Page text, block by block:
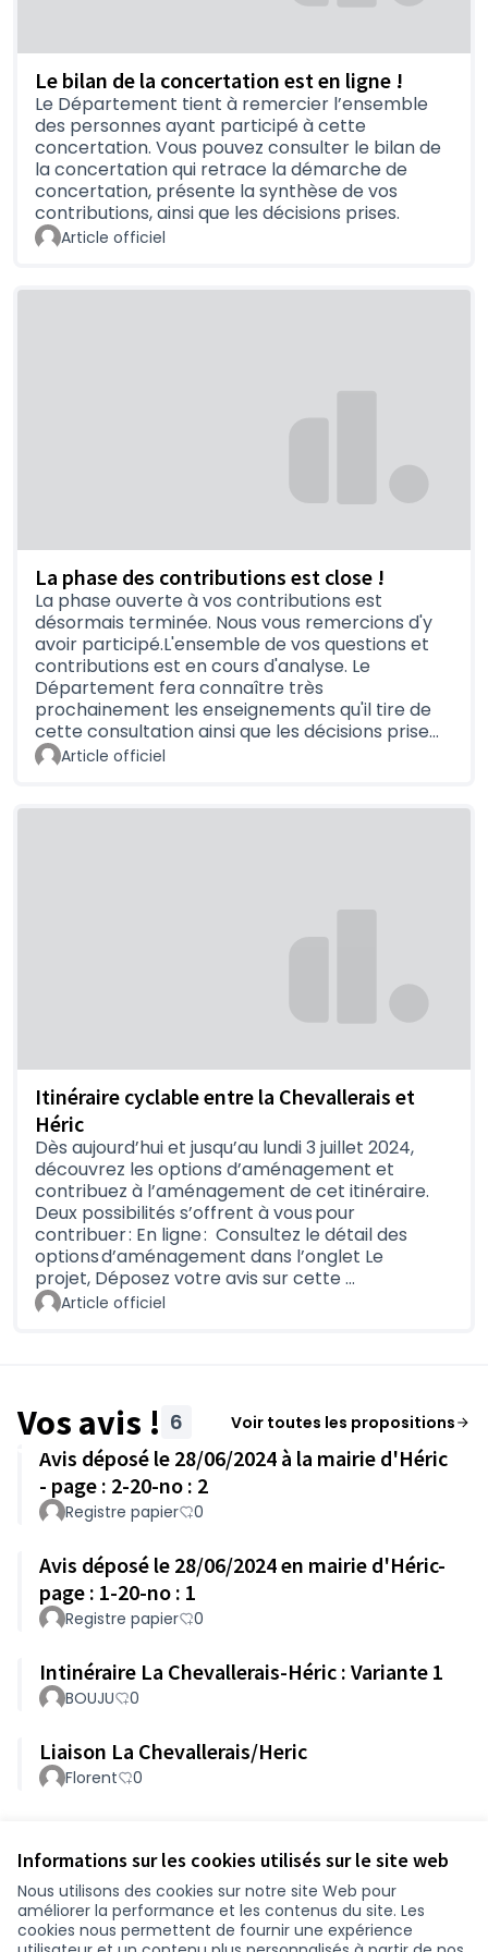
Informations sur les cookies utilisés sur le site web
Nous utilisons des cookies sur notre site Web pour
améliorer la performance et les contenus du site. Les
cookies nous permettent de fournir une expérience
utilitaires, sportifs, accès à un lieu particulier...
Votre pratique du vélo : seul, groupe, avec des
enfants...
Votre équipement : vélo à assistance
électrique, usages de vélos spéciaux,
tricycles, vélo cargo...
Dans tous les cas,
des documents, sous forme d'un texte et
globale aux contributions afin de justifier les
choix retenus.Le bilan sera disponible
cette même plateforme enoctobre 2024.
Pour découvrir les aménagements proposés
entre La Chevallerais et Héric, rendez vous
dans l'onglet Le projet
(S'ouvre dans un nouvel
.
Le bilan de la concertation est en ligne !
Le Département tient à remercier l’ensemble
des personnes ayant participé à cette
concertation. Vous pouvez consulter le bilan de
la concertation qui retrace la démarche de
concertation, présente la synthèse de vos
contributions, ainsi que les décisions prises.
Article officiel
La phase des contributions est close !
La phase ouverte à vos contributions est
désormais terminée. Nous vous remercions d'y
avoir participé.L'ensemble de vos questions et
contributions est en cours d'analyse. Le
Département fera connaître très
prochainement les enseignements qu'il tire de
cette consultation ainsi que les décisions prise…
Article officiel
Itinéraire cyclable entre la Chevallerais et
Héric
Dès aujourd’hui et jusqu’au lundi 3 juillet 2024,
découvrez les options d’aménagement et
contribuez à l’aménagement de cet itinéraire.
Deux possibilités s’offrent à vous pour
contribuer : En ligne : Consultez le détail des
options d’aménagement dans l’onglet Le
projet, Déposez votre avis sur cette …
Article officiel
Vos avis ! 6 Voir toutes les propositions
Avis déposé le 28/06/2024 à la mairie d'Héric
- page : 2-20-no : 2
Registre papier 0
Avis déposé le 28/06/2024 en mairie d'Héric-
page : 1-20-no : 1
Registre papier 0
Intinéraire La Chevallerais-Héric : Variante 1
BOUJU 0
Liaison La Chevallerais/Heric
Florent 0
Référence : loire-atlantique-PART-2024-05-159
Conditions d'utilisation
Paramètres des cookies